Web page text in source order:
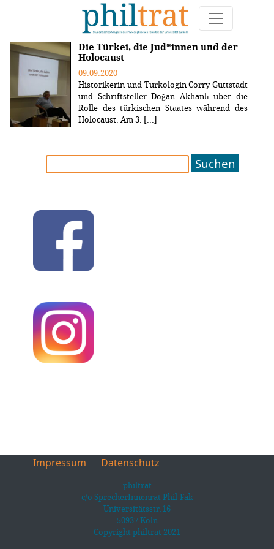
Weitere Artikel zum Thema "Juden"
Die Türkei, die Jud*innen und der
Holocaust
09.09.2020
Historikerin und Turkologin Corry Guttstadt
und Schriftsteller Doğan Akhanlı über die
Rolle des türkischen Staates während des
Holocaust. Am 3. [...]
Suchen
Impressum Datenschutz
philtrat
c/o SprecherInnenrat Phil-Fak
Universitätsstr.16
50937 Köln
Copyright philtrat 2021